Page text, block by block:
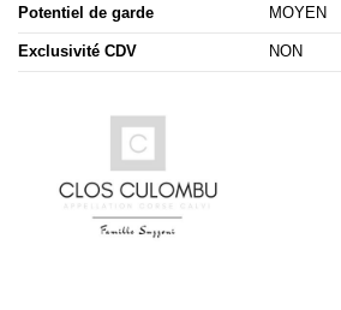
Potentiel de garde MOYEN
Exclusivité CDV NON